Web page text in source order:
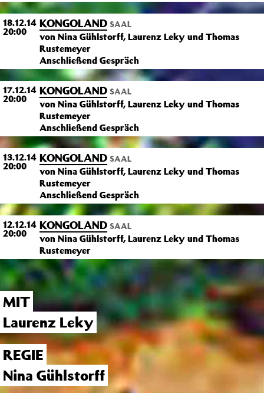
18.12.14
20:00
KONGOLAND SAAL
von Nina Gühlstorff, Laurenz Leky und Thomas
Rustemeyer
Anschließend Gespräch
17.12.14
20:00
KONGOLAND SAAL
von Nina Gühlstorff, Laurenz Leky und Thomas
Rustemeyer
Anschließend Gespräch
13.12.14
20:00
KONGOLAND SAAL
von Nina Gühlstorff, Laurenz Leky und Thomas
Rustemeyer
Anschließend Gespräch
12.12.14
20:00
KONGOLAND SAAL
von Nina Gühlstorff, Laurenz Leky und Thomas
Rustemeyer
MIT
Laurenz Leky
REGIE
Nina Gühlstorff